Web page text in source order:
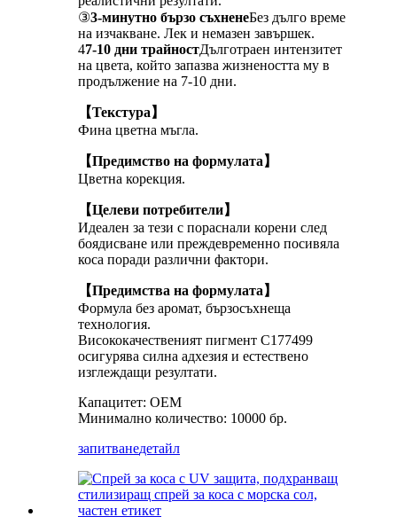
③3-минутно бързо съхненеБез дълго време
на изчакване. Лек и немазен завършек.
47-10 дни трайностДълготраен интензитет
на цвета, който запазва жизнеността му в
продължение на 7-10 дни.
【Текстура】
Фина цветна мъгла.
【Предимство на формулата】
Цветна корекция.
【Целеви потребители】
Идеален за тези с пораснали корени след
боядисване или преждевременно посивяла
коса поради различни фактори.
【Предимства на формулата】
Формула без аромат, бързосъхнеща
технология.
Висококачественият пигмент C177499
осигурява силна адхезия и естествено
изглеждащи резултати.
Капацитет: OEM
Минимално количество: 10000 бр.
запитванедетайл